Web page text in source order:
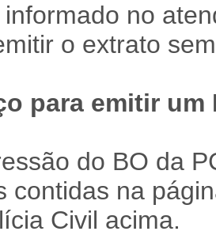
no
o extrato
para emitir
do BO da
contidas na
Civil acima.